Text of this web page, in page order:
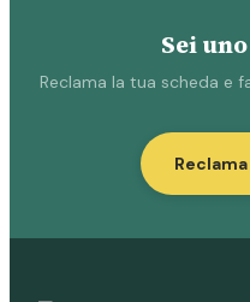
Sei
Reclama la tua scheda e